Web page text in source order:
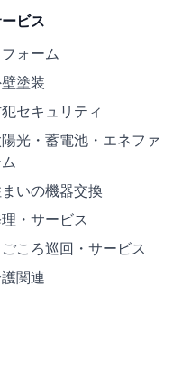
ビス
フォーム
塗装
セキュリティ
光・蓄電池・エネファ
いの機器交換
・サービス
ごころ巡回・サービス
関連